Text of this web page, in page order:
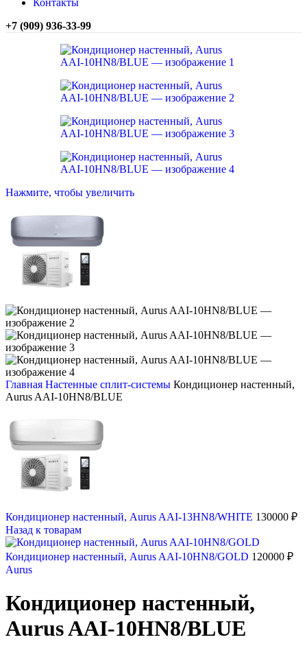
Контакты
+7 (909) 936-33-99
Нажмите, чтобы увеличить
Главная Настенные сплит-системы Кондиционер настенный,
Aurus AAI-10HN8/BLUE
Кондиционер настенный, Aurus AAI-13HN8/WHITE 130000 ₽
Назад к товарам
Кондиционер настенный, Aurus AAI-10HN8/GOLD 120000 ₽
Aurus
Кондиционер настенный,
Aurus AAI-10HN8/BLUE